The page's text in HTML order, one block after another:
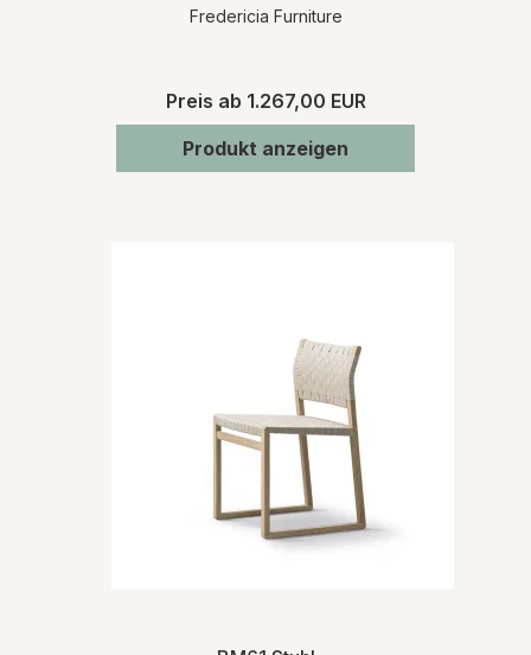
Fredericia Furniture
Preis ab 1.267,00 EUR
Produkt anzeigen